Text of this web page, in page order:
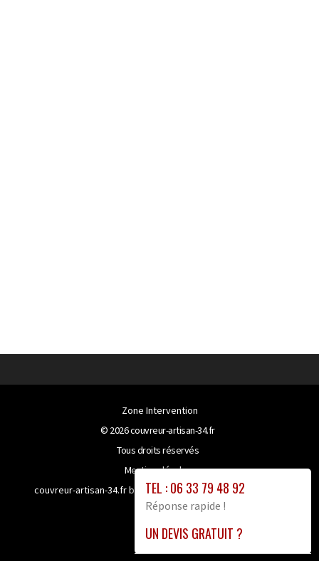
TEL : 06 33 79 48 92
Réponse rapide !
UN DEVIS GRATUIT ?
Zone Intervention
© 2026couvreur-artisan-34.fr
Tous droits réservés
Mentions légales
couvreur-artisan-34.fr bénéficie de la technologie
site proxy